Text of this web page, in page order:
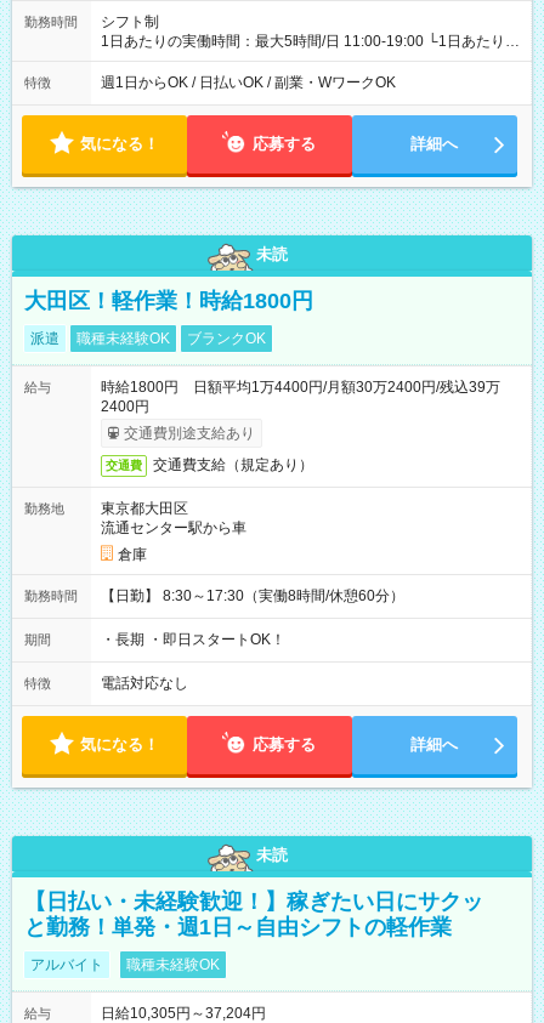
勤務時間
シフト制
1日あたりの実働時間：最大5時間/日 11:00-19:00 └1日あたりの
実働時間：1-5時間 └上記の時間帯内であれば、いつでも勤務可
能！ └平日・土曜日の中で、お好きな曜日でご勤務いただけま
18:00 などのように、自由な働き方が可能なお仕事です！
特徴 週1日からOK / 日払いOK / 副業・WワークOK
気になる！ 応募する 詳細へ
未読
大田区！軽作業！時給1800円
派遣 職種未経験OK ブランクOK
給与
時給1800円 日額平均1万4400円/月額30万2400円/残込39万
2400円
交通費別途支給あり
交通費 交通費支給（規定あり）
勤務地
東京都大田区
流通センター駅から車
倉庫
勤務時間 【日勤】 8:30～17:30（実働8時間/休憩60分）
期間 ・長期 ・即日スタートOK！
特徴 電話対応なし
気になる！ 応募する 詳細へ
未読
【日払い・未経験歓迎！】稼ぎたい日にサクッ
と勤務！単発・週1日～自由シフトの軽作業
アルバイト 職種未経験OK
給与
日給10,305円～37,204円